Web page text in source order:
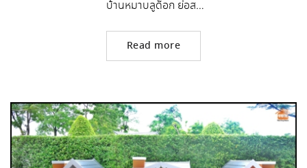
บ้านหมาบลูด็อก ย่อส…
Read more